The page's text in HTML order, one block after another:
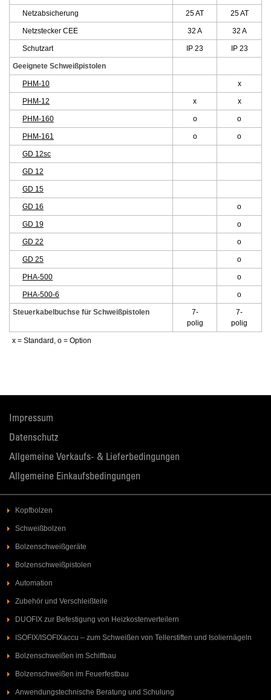
Netzabsicherung 25 AT 25 AT
Netzstecker CEE 32 A 32 A
Schutzart IP 23 IP 23
Geeignete Schweißpistolen
PHM-10 x
PHM-12 x x
PHM-160 o o
PHM-161 o o
GD 12sc
GD 12
GD 15
GD 16 o
GD 19 o
GD 22 o
GD 25 o
PHA-500 o
PHA-500-6 o
Steuerkabelbuchse für Schweißpistolen
7-
polig
7-
polig
x = Standard, o = Option
Impressum
Datenschutz
Allgemeine Verkaufs- & Lieferbedingungen
Allgemeine Einkaufsbedingungen
Kopfbolzen
Schweißbolzen
Bolzenschweißgeräte
Bolzenschweißpistolen
Automation
Zubehör und Verschleißteile
DUOFIX zur Befestigung von Heizkostenverteilern
ISOFIX/ISOFIXaccu – zum Schweißen von Tellerstiften und Isoliernägeln
Bolzenschweißen im Schiffbau
Bolzenschweißen im Feuerfestbau
Anwendungstechnische Beratung und Schulung